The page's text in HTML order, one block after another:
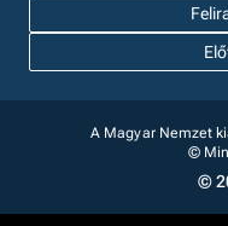
A Magyar Nemzet
©
©